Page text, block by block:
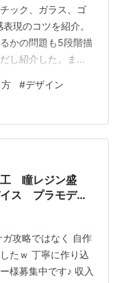
ック、ガラス、ゴ
現のコツを紹介。
かの問題も5段階描
し紹介した。ま
？ メカの描き方の
バイクを1台描いて
法は何か？ 中身は
を描くためのポイ
が恥ずかしくて図
#デザイン
瞳レジン盛
ス プラモデ
攻略ではなく 自作
たｗ 丁寧に作り込
様募集中です♪ 収入